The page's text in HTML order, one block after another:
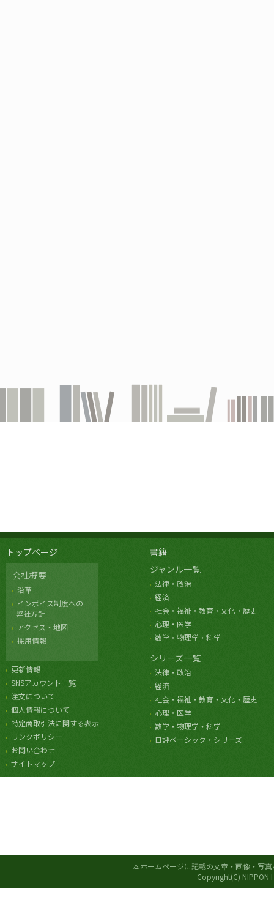
トップページ
会社概要
沿革
インボイス制度への
弊社方針
アクセス・地図
採用情報
更新情報
SNSアカウント一覧
注文について
個人情報について
特定商取引法に関する表示
リンクポリシー
お問い合わせ
サイトマップ
書籍
ジャンル一覧
法律・政治
経済
社会・福祉・教育・文化・歴史
心理・医学
数学・物理学・科学
シリーズ一覧
法律・政治
経済
社会・福祉・教育・文化・歴史
心理・医学
数学・物理学・科学
日評ベーシック・シリーズ
本ホームページに記載の文章・画像・写
Copyright(C) NIPPON